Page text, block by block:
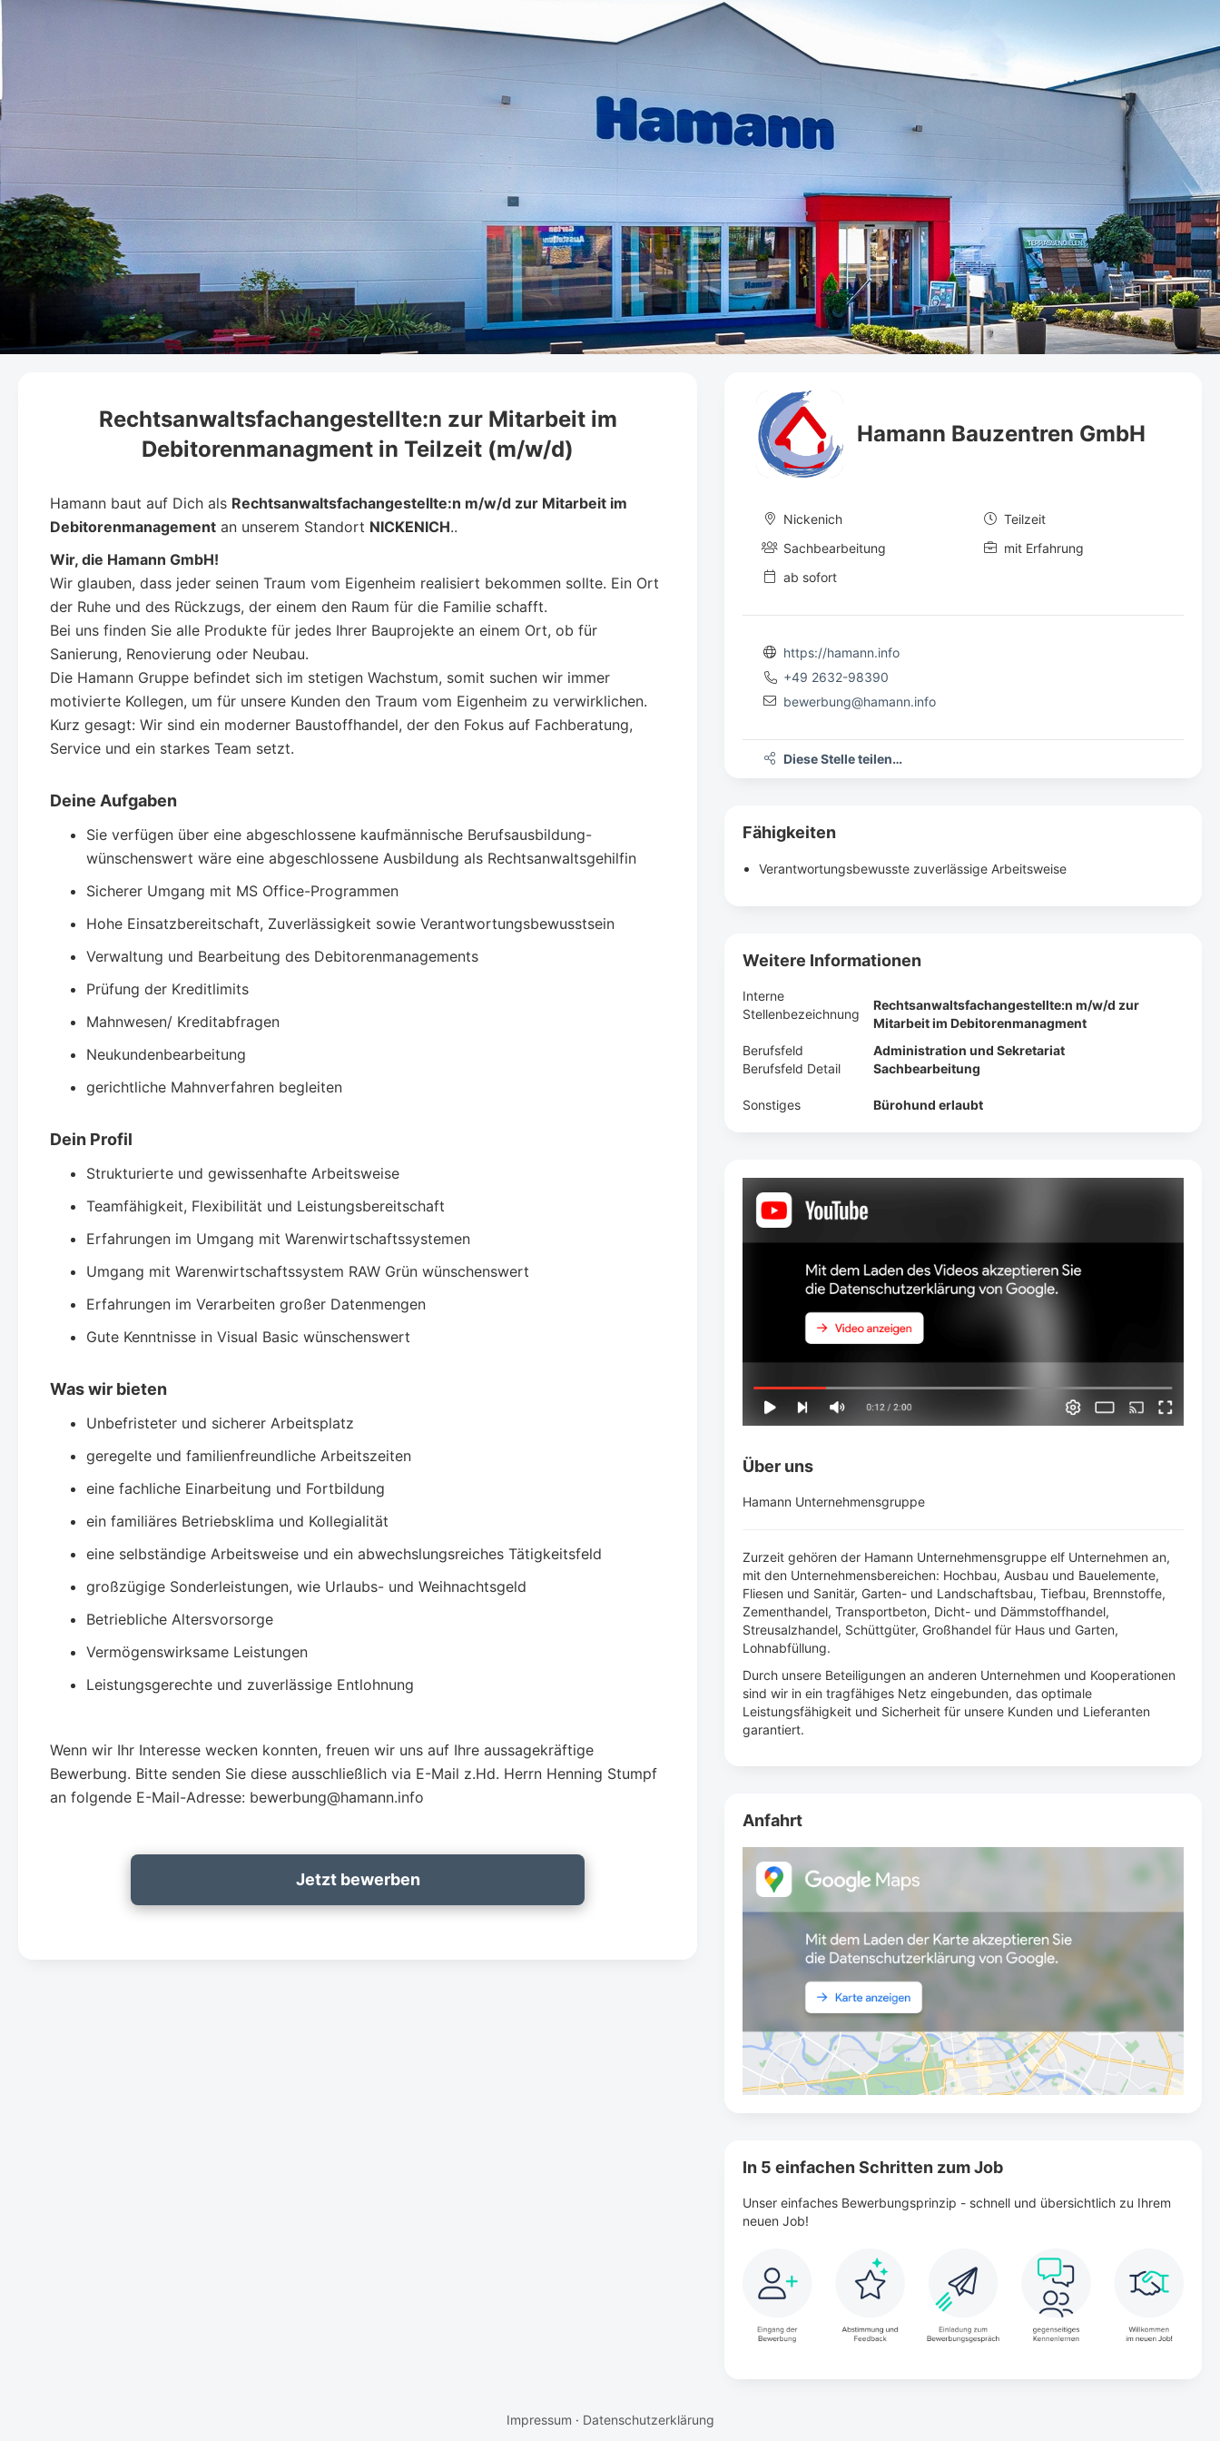
Rechtsanwaltsfachangestellte:n zur Mitarbeit im
Debitorenmanagment in Teilzeit (m/w/d)
Hamann baut auf Dich als Rechtsanwaltsfachangestellte:n m/w/d zur Mitarbeit im
Debitorenmanagement an unserem Standort NICKENICH..
Wir, die Hamann GmbH!
Wir glauben, dass jeder seinen Traum vom Eigenheim realisiert bekommen sollte. Ein Ort
der Ruhe und des Rückzugs, der einem den Raum für die Familie schafft.
Bei uns finden Sie alle Produkte für jedes Ihrer Bauprojekte an einem Ort, ob für
Sanierung, Renovierung oder Neubau.
Die Hamann Gruppe befindet sich im stetigen Wachstum, somit suchen wir immer
motivierte Kollegen, um für unsere Kunden den Traum vom Eigenheim zu verwirklichen.
Kurz gesagt: Wir sind ein moderner Baustoffhandel, der den Fokus auf Fachberatung,
Service und ein starkes Team setzt.
Deine Aufgaben
Sie verfügen über eine abgeschlossene kaufmännische Berufsausbildung-
wünschenswert wäre eine abgeschlossene Ausbildung als Rechtsanwaltsgehilfin
Sicherer Umgang mit MS Office-Programmen
Hohe Einsatzbereitschaft, Zuverlässigkeit sowie Verantwortungsbewusstsein
Verwaltung und Bearbeitung des Debitorenmanagements
Prüfung der Kreditlimits
Mahnwesen/ Kreditabfragen
Neukundenbearbeitung
gerichtliche Mahnverfahren begleiten
Dein Profil
Strukturierte und gewissenhafte Arbeitsweise
Teamfähigkeit, Flexibilität und Leistungsbereitschaft
Erfahrungen im Umgang mit Warenwirtschaftssystemen
Umgang mit Warenwirtschaftssystem RAW Grün wünschenswert
Erfahrungen im Verarbeiten großer Datenmengen
Gute Kenntnisse in Visual Basic wünschenswert
Was wir bieten
Unbefristeter und sicherer Arbeitsplatz
geregelte und familienfreundliche Arbeitszeiten
eine fachliche Einarbeitung und Fortbildung
ein familiäres Betriebsklima und Kollegialität
eine selbständige Arbeitsweise und ein abwechslungsreiches Tätigkeitsfeld
großzügige Sonderleistungen, wie Urlaubs- und Weihnachtsgeld
Betriebliche Altersvorsorge
Vermögenswirksame Leistungen
Leistungsgerechte und zuverlässige Entlohnung
Wenn wir Ihr Interesse wecken konnten, freuen wir uns auf Ihre aussagekräftige
Bewerbung. Bitte senden Sie diese ausschließlich via E-Mail z.Hd. Herrn Henning Stumpf
an folgende E-Mail-Adresse: bewerbung@hamann.info
Jetzt bewerben
Hamann Bauzentren GmbH
Nickenich
Teilzeit
Sachbearbeitung
mit Erfahrung
ab sofort
https://hamann.info
+49 2632-98390
bewerbung@hamann.info
Diese Stelle teilen…
Fähigkeiten
Verantwortungsbewusste zuverlässige Arbeitsweise
Weitere Informationen
Interne
Stellenbezeichnung
Rechtsanwaltsfachangestellte:n m/w/d zur
Mitarbeit im Debitorenmanagment
Berufsfeld
Administration und Sekretariat
Berufsfeld Detail
Sachbearbeitung
Sonstiges Bürohund erlaubt
Über uns
Hamann Unternehmensgruppe
Zurzeit gehören der Hamann Unternehmensgruppe elf Unternehmen an,
mit den Unternehmensbereichen: Hochbau, Ausbau und Bauelemente,
Fliesen und Sanitär, Garten- und Landschaftsbau, Tiefbau, Brennstoffe,
Zementhandel, Transportbeton, Dicht- und Dämmstoffhandel,
Streusalzhandel, Schüttgüter, Großhandel für Haus und Garten,
Lohnabfüllung.
Durch unsere Beteiligungen an anderen Unternehmen und Kooperationen
sind wir in ein tragfähiges Netz eingebunden, das optimale
Leistungsfähigkeit und Sicher­heit für unsere Kunden und Lieferanten
garantiert.
Anfahrt
In 5 einfachen Schritten zum Job
Unser einfaches Bewerbungsprinzip - schnell und übersichtlich zu Ihrem
neuen Job!
Impressum · Datenschutzerklärung